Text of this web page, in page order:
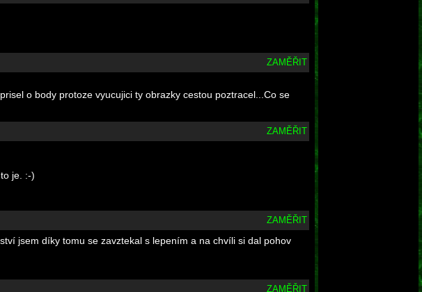
ZAMĚŘIT
o body protoze vyucujici ty obrazky cestou poztracel...Co se
ZAMĚŘIT
je. :-)
ZAMĚŘIT
jsem díky tomu se zavztekal s lepením a na chvíli si dal pohov
ZAMĚŘIT